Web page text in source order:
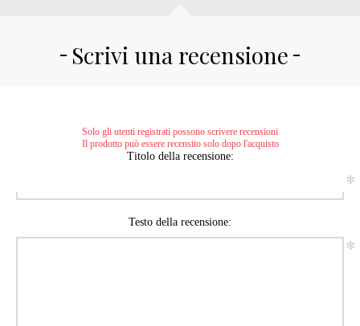
Scrivi una recensione
Solo gli utenti registrati possono scrivere recensioni
Il prodotto può essere recensito solo dopo l'acquisto
Titolo della recensione:
*
Testo della recensione:
*